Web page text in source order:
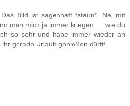
Bild ist sagenhaft *staun*. Na, mit
man mich ja immer kriegen .... wie du
so sehr und habe immer wieder an
ihr gerade Urlaub genießen dürft!